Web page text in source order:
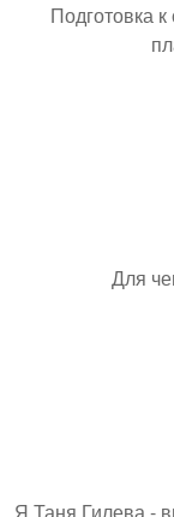
Подготовка
Для